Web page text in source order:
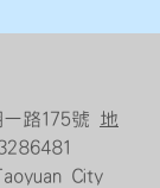
路175號 地
City